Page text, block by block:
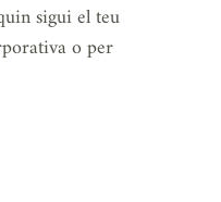
sigui el teu
o per